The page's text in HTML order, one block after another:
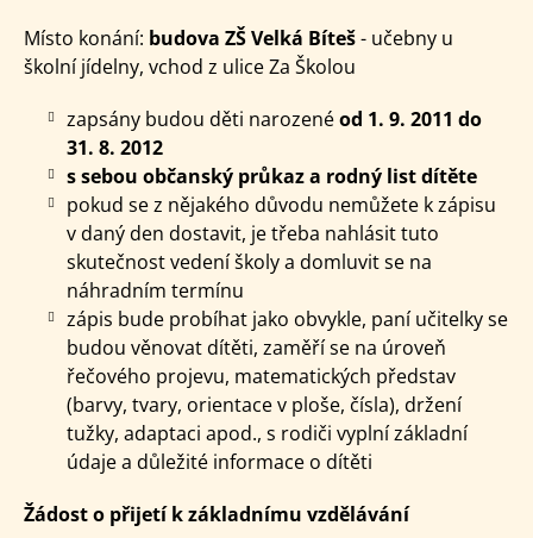
Místo konání: budova ZŠ Velká Bíteš- učebny u
školní jídelny, vchod z ulice Za Školou
zapsány budou děti narozenéod 1. 9. 2011 do
31. 8. 2012
s sebou občanský průkaz a rodný list dítěte
pokud se z nějakého důvodu nemůžete k zápisu
v daný den dostavit, je třeba nahlásit tuto
skutečnost vedení školy a domluvit se na
náhradním termínu
zápis bude probíhat jako obvykle, paní učitelky se
budou věnovat dítěti, zaměří se na úroveň
řečového projevu, matematických představ
(barvy, tvary, orientace v ploše, čísla), držení
tužky, adaptaci apod., s rodiči vyplní základní
údaje a důležité informace o dítěti
Žádost o přijetí k základnímu vzdělávání